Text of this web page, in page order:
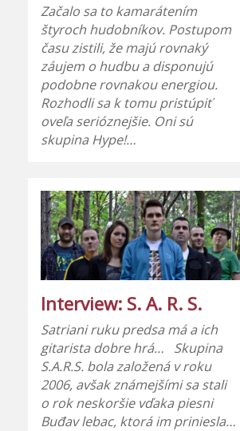
Začalo sa to kamarátením
štyroch hudobníkov. Postupom
času zistili, že majú rovnaký
záujem o hudbu a disponujú
podobne rovnakou energiou.
Rozhodli sa k tomu pristúpiť
oveľa serióznejšie. Oni sú
skupina Hype!…
Interview: S. A. R. S.
Satriani ruku predsa má a ich
gitarista dobre hrá… Skupina
S.A.R.S. bola založená v roku
2006, avšak známejšími sa stali
o rok neskoršie vďaka piesni
Buđav lebac, ktorá im priniesla…